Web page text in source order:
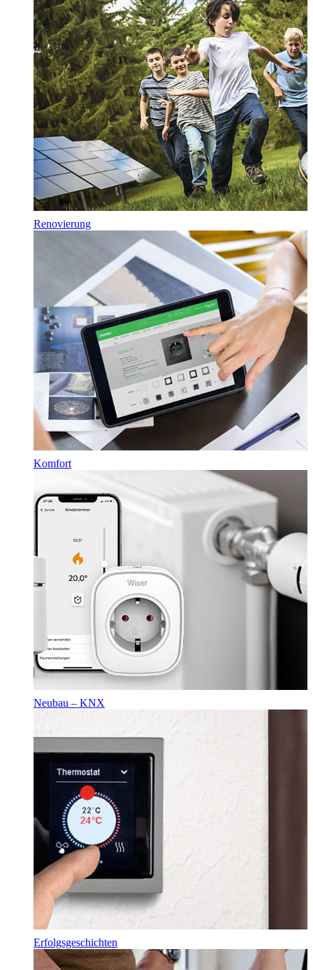
Renovierung
Komfort
Neubau – KNX
Erfolgsgeschichten